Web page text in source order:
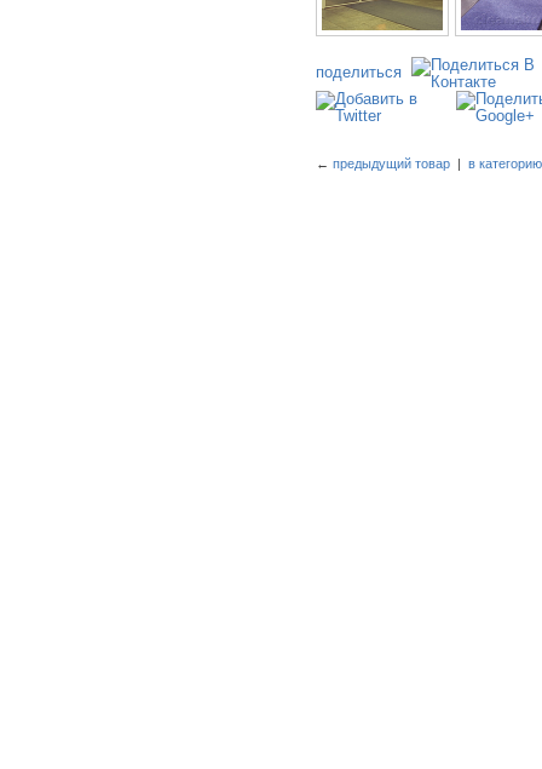
поделиться
←предыдущий товар |в категорию